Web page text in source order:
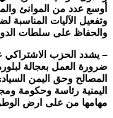
أوسع عدد من الموانئ
وتفعيل الآليات المناسبة
والحفاظ على سلطات
– يشدد الحزب الاشتراكي
ضرورة العمل بعجالة
المصالح وحق اليمن
اليمنية رئاسة وحكومة
مهامها من على ارض